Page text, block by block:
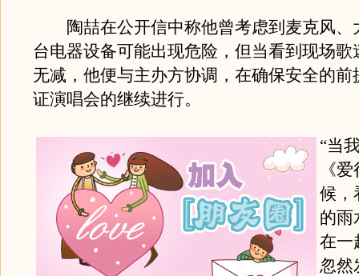
陶喆在公开信中称他曾考虑到麦克风、
台电器设备可能出现危险，但当看到现场歌
无减，他便与主办方协调，在确保安全的前
证演唱会的继续进行。
“当
《
候，
的雨
在一
忽然